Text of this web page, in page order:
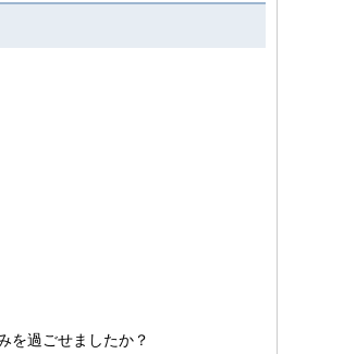
を過ごせましたか？